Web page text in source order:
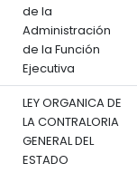
de la
Administración
de la Función
Ejecutiva
LEY ORGANICA DE
LA CONTRALORIA
GENERAL DEL
ESTADO